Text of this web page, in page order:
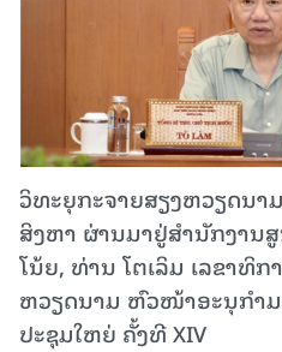
ວິທະຍຸກະຈາຍສຽງຫວຽດນາ
ສິງຫາ ຜ່ານມາຢູ່ສຳນັກງານ
ໂນ້ຍ, ທ່ານ ໂຕເລິມ ເລຂາທິ
ຫວຽດນາມ ຫົວໜ້າອະນຸກຳ
ປະຊຸມໃຫຍ່ ຄັ້ງທີ XIV